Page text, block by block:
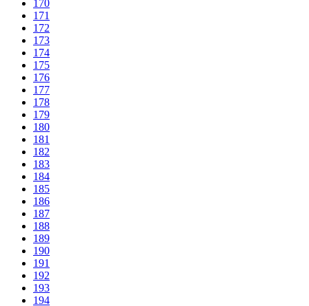
170
171
172
173
174
175
176
177
178
179
180
181
182
183
184
185
186
187
188
189
190
191
192
193
194